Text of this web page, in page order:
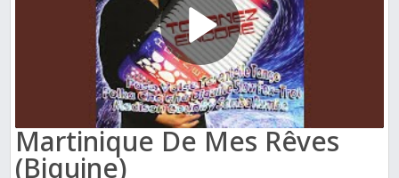
Martinique De Mes Rêves
(Biguine)